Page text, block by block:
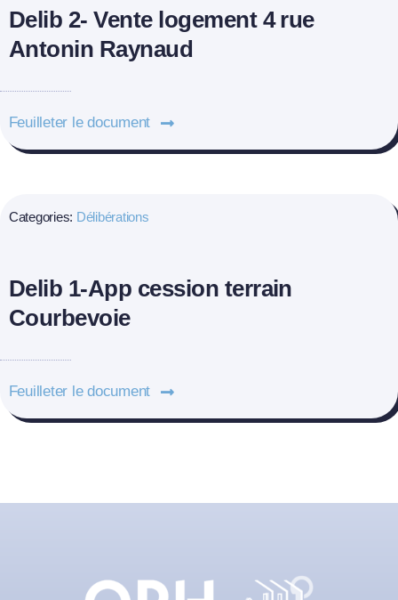
Delib 2- Vente logement 4 rue
Antonin Raynaud
Feuilleter le document
Categories: Délibérations
Delib 1-App cession terrain
Courbevoie
Feuilleter le document